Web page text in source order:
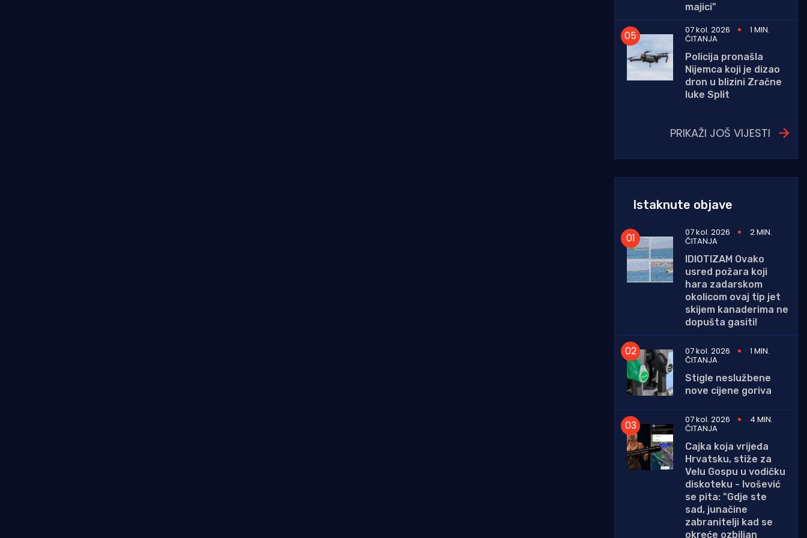
majici"
07 kol. 2026
1 MIN.
ČITANJA
Policija pronašla
Nijemca koji je dizao
dron u blizini Zračne
luke Split
PRIKAŽI JOŠ VIJESTI
Istaknute objave
07 kol. 2026 2 MIN.
ČITANJA
IDIOTIZAM Ovako
usred požara koji
hara zadarskom
okolicom ovaj tip jet
skijem kanaderima ne
dopušta gasiti!
07 kol. 2026 1 MIN.
ČITANJA
Stigle neslužbene
nove cijene goriva
07 kol. 2026 4 MIN.
ČITANJA
Cajka koja vrijeđa
Hrvatsku, stiže za
Velu Gospu u vodičku
diskoteku - Ivošević
se pita: "Gdje ste
sad, junačine
zabranitelji kad se
okreće ozbiljan